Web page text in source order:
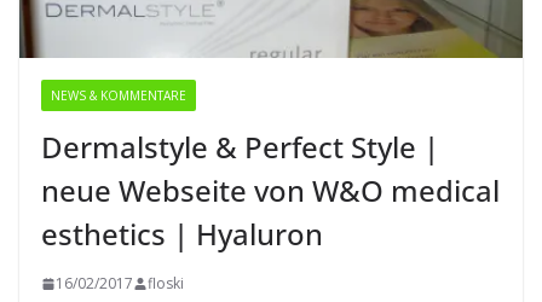
NEWS & KOMMENTARE
Dermalstyle & Perfect Style |
neue Webseite von W&O medical
esthetics | Hyaluron
16/02/2017 floski